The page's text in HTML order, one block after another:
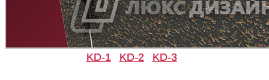
Д-35 СС
KD-1 KD-2 KD-3